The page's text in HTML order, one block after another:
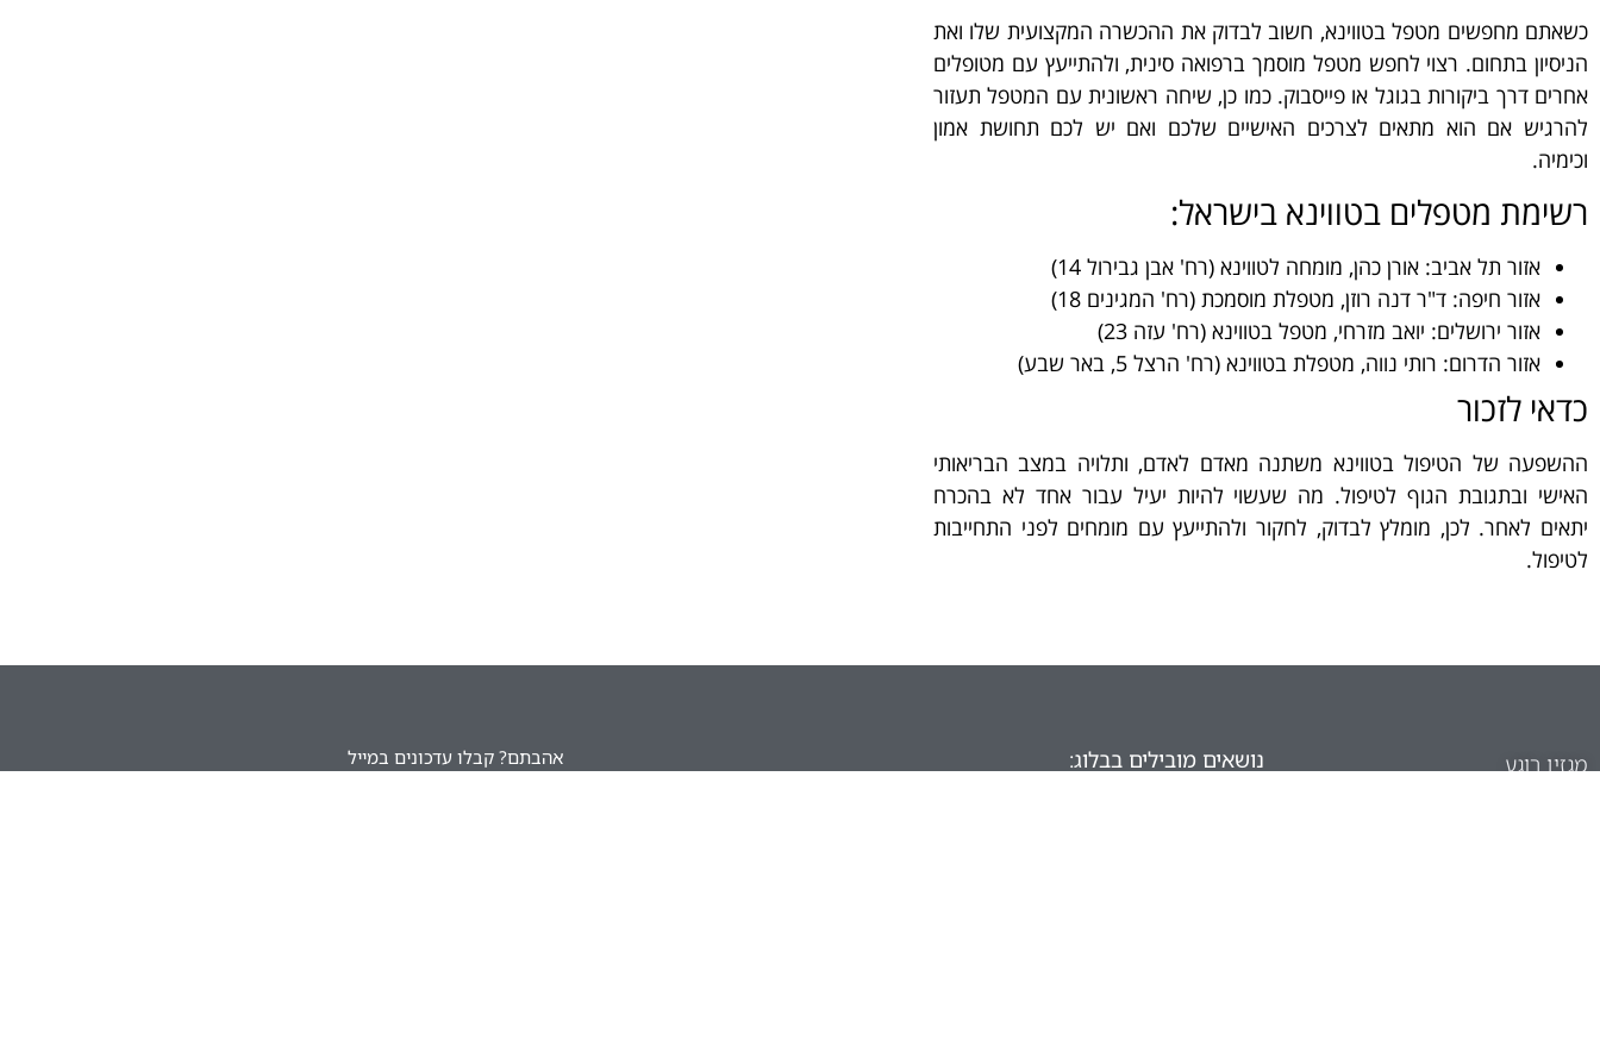
כשאתם מחפשים מטפל בטווינא, חשוב לבדוק את ההכשרה המקצועית שלו ואת
הניסיון בתחום. רצוי לחפש מטפל מוסמך ברפואה סינית, ולהתייעץ עם מטופלים
אחרים דרך ביקורות בגוגל או פייסבוק. כמו כן, שיחה ראשונית עם המטפל תעזור
להרגיש אם הוא מתאים לצרכים האישיים שלכם ואם יש לכם תחושת אמון
וכימיה.
רשימת מטפלים בטווינא בישראל:
אזור תל אביב: אורן כהן, מומחה לטווינא (רח' אבן גבירול 14)
אזור חיפה: ד"ר דנה רוזן, מטפלת מוסמכת (רח' המגינים 18)
אזור ירושלים: יואב מזרחי, מטפל בטווינא (רח' עזה 23)
אזור הדרום: רותי נווה, מטפלת בטווינא (רח' הרצל 5, באר שבע)
כדאי לזכור
ההשפעה של הטיפול בטווינא משתנה מאדם לאדם, ותלויה במצב הבריאותי
האישי ובתגובת הגוף לטיפול. מה שעשוי להיות יעיל עבור אחד לא בהכרח
יתאים לאחר. לכן, מומלץ לבדוק, לחקור ולהתייעץ עם מומחים לפני התחייבות
לטיפול.
מגזין רוגע
נושאים מובילים בבלוג:
אהבתם? קבלו עדכונים במייל